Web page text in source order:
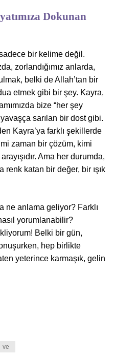
Dokunan
bir kelime değil.
zorlandığımız anlarda,
belki de Allah’tan bir
etmek gibi bir şey. Kayra,
bize “her şey
sarılan bir dost gibi.
Kayra’ya farklı şekillerde
zaman bir çözüm, kimi
Ama her durumda,
renk katan bir değer, bir ışık
ne anlama geliyor? Farklı
yorumlanabilir?
Belki bir gün,
hep birlikte
yeterince karmaşık, gelin
ve